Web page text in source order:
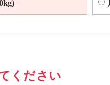
ください